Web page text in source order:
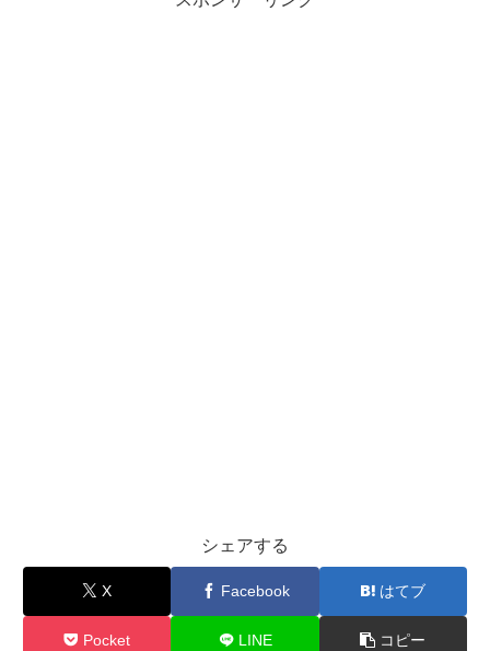
シェアする
X Facebook はてブ
Pocket LINE コピー